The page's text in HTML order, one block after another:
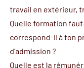
travail en extérieur,
Quelle formation
correspond-il à ton
d’admission ?
Quelle est la